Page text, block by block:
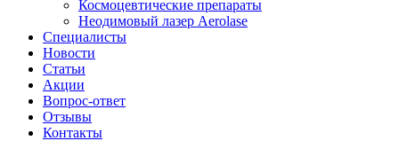
Космоцевтические препараты
Неодимовый лазер Aerolase
Специалисты
Новости
Статьи
Акции
Вопрос-ответ
Отзывы
Контакты